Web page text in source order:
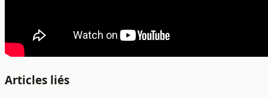
Articles liés